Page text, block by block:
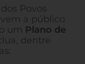
Povos
a público
um Plano de
dentre